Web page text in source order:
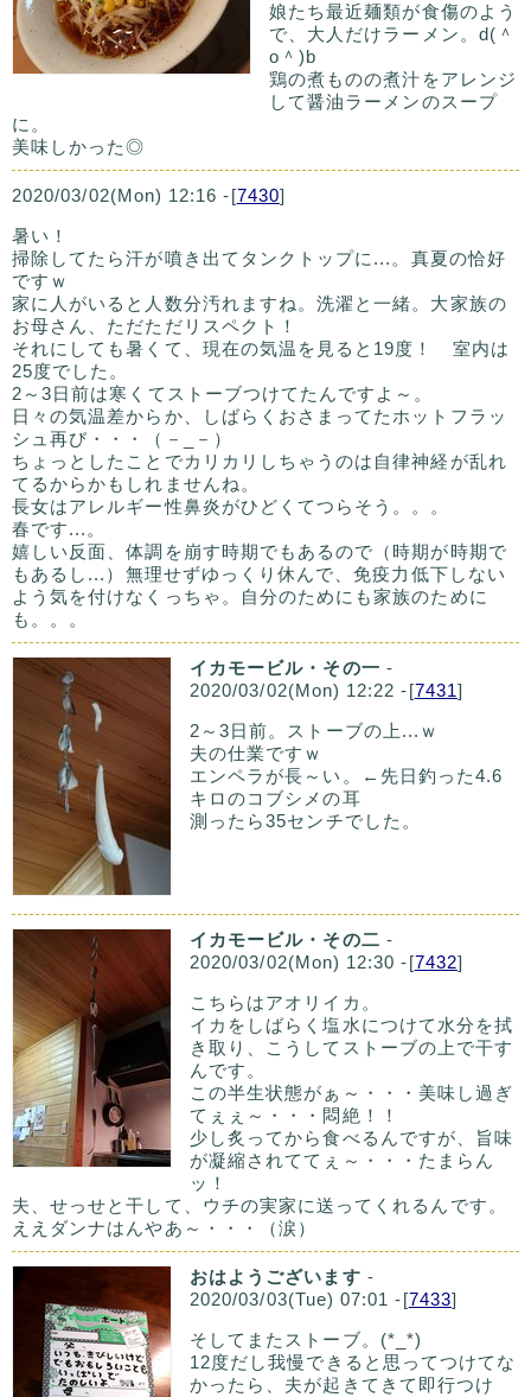
娘たち最近麺類が食傷のよう
で、大人だけラーメン。d(＾
o＾)b
鶏の煮ものの煮汁をアレンジ
して醤油ラーメンのスープ
に。
美味しかった◎
2020/03/02(Mon) 12:16 -[7430]
暑い！
掃除してたら汗が噴き出てタンクトップに...。真夏の恰好
ですｗ
家に人がいると人数分汚れますね。洗濯と一緒。大家族の
お母さん、ただただリスペクト！
それにしても暑くて、現在の気温を見ると19度！ 室内は
25度でした。
2～3日前は寒くてストーブつけてたんですよ～。
日々の気温差からか、しばらくおさまってたホットフラッ
シュ再び・・・（－_－）
ちょっとしたことでカリカリしちゃうのは自律神経が乱れ
てるからかもしれませんね。
長女はアレルギー性鼻炎がひどくてつらそう。。。
春です...。
嬉しい反面、体調を崩す時期でもあるので（時期が時期で
もあるし...）無理せずゆっくり休んで、免疫力低下しない
よう気を付けなくっちゃ。自分のためにも家族のために
も。。。
イカモービル・その一 -
2020/03/02(Mon) 12:22 -[7431]
2～3日前。ストーブの上...ｗ
夫の仕業ですｗ
エンペラが長～い。←先日釣った4.6
キロのコブシメの耳
測ったら35センチでした。
イカモービル・その二 -
2020/03/02(Mon) 12:30 -[7432]
こちらはアオリイカ。
イカをしばらく塩水につけて水分を拭
き取り、こうしてストーブの上で干す
んです。
この半生状態がぁ～・・・美味し過ぎ
てぇぇ～・・・悶絶！！
少し炙ってから食べるんですが、旨味
が凝縮されててぇ～・・・たまらん
ッ！
夫、せっせと干して、ウチの実家に送ってくれるんです。
ええダンナはんやあ～・・・（涙）
おはようございます -
2020/03/03(Tue) 07:01 -[7433]
そしてまたストーブ。(*_*)
12度だし我慢できると思ってつけてな
かったら、夫が起きてきて即行つけ